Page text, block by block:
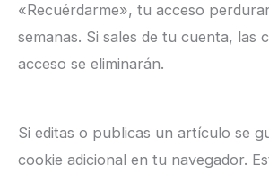
«Recuérdarme», tu acceso
semanas. Si sales de tu cuenta, las
acceso se eliminarán.
Si editas o publicas un artículo se
cookie adicional en tu navegador.